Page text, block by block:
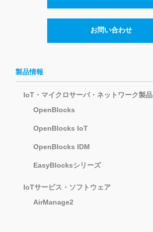
お問い合わせ
製品情報
IoT・マイクロサーバ・ネットワーク製品
OpenBlocks
OpenBlocks IoT
OpenBlocks IDM
EasyBlocksシリーズ
IoTサービス・ソフトウェア
AirManage2